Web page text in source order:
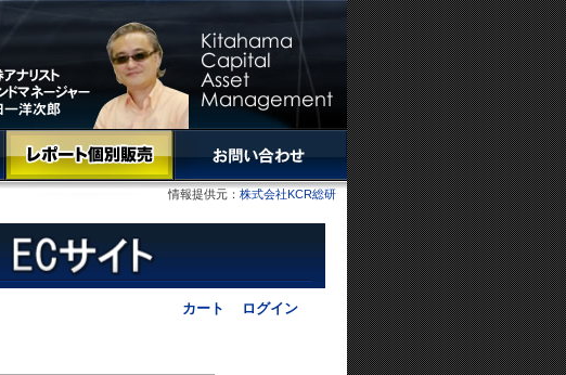
情報提供元： 株式会社KCR総研
カート ログイン